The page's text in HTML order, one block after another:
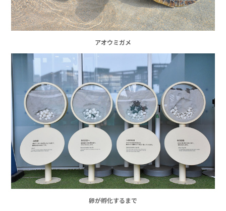
アオウミガメ
卵が孵化するまで